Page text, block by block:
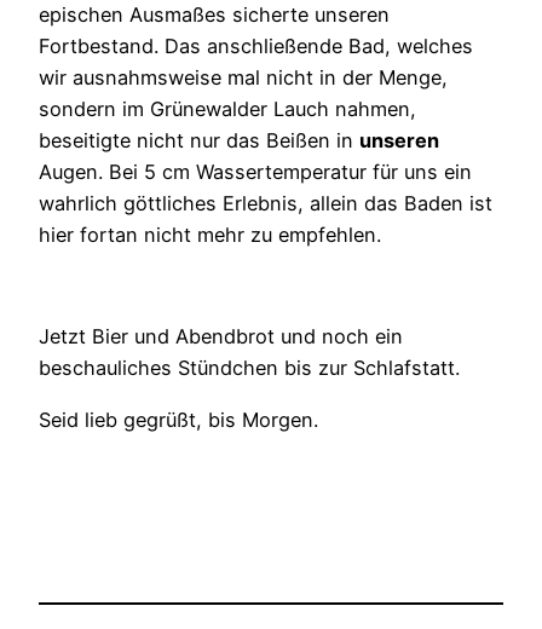
epischen Ausmaßes sicherte unseren
Fortbestand. Das anschließende Bad, welches
wir ausnahmsweise mal nicht in der Menge,
sondern im Grünewalder Lauch nahmen,
beseitigte nicht nur das Beißen in unseren
Augen. Bei 5 cm Wassertemperatur für uns ein
wahrlich göttliches Erlebnis, allein das Baden ist
hier fortan nicht mehr zu empfehlen.
Jetzt Bier und Abendbrot und noch ein
beschauliches Stündchen bis zur Schlafstatt.
Seid lieb gegrüßt, bis Morgen.